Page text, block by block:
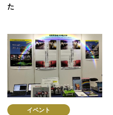
た
イベント